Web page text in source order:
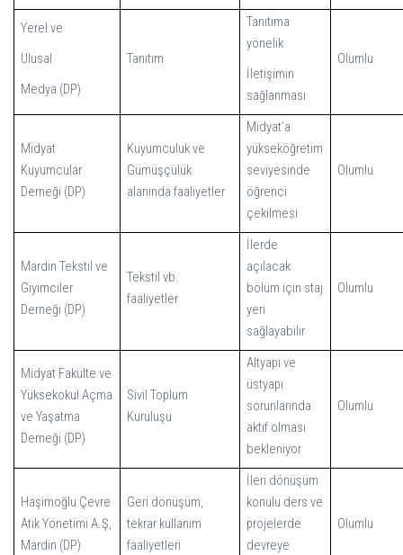
Yerel ve
Ulusal
Medya (DP)
Tanıtım
Tanıtıma
yönelik
İletişimin
sağlanması
Olumlu
Midyat
Kuyumcular
Derneği (DP)
Kuyumculuk ve
Gümüşçülük
alanında faaliyetler
Midyat’a
yükseköğretim
seviyesinde
öğrenci
çekilmesi
Olumlu
Mardin Tekstil ve
Giyimciler
Derneği (DP)
Tekstil vb.
faaliyetler
İlerde
açılacak
bölüm için staj
yeri
sağlayabilir
Olumlu
Midyat Fakülte ve
Yüksekokul Açma
ve Yaşatma
Derneği (DP)
Sivil Toplum
Kuruluşu
Altyapı ve
üstyapı
sorunlarında
aktif olması
bekleniyor
Olumlu
Haşimoğlu Çevre
Atık Yönetimi A.Ş,
Mardin (DP)
Geri dönüşüm,
tekrar kullanım
faaliyetleri
İleri dönüşüm
konulu ders ve
projelerde
devreye
Olumlu